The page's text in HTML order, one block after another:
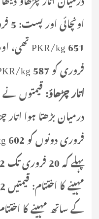
فروری کو 587 PKR/kg تھی۔
اتار چڑھاؤ:
پہلے کہ 20 فروری تک 622 PKR/kg ہو جائے۔
کے ساتھ مہینے کا